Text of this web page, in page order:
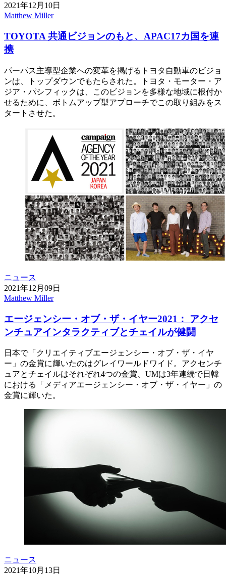
2021年12月10日
Matthew Miller
TOYOTA 共通ビジョンのもと、APAC17カ国を連
携
パーパス主導型企業への変革を掲げるトヨタ自動車のビジョ
ンは、トップダウンでもたらされた。トヨタ・モーター・ア
ジア・パシフィックは、このビジョンを多様な地域に根付か
せるために、ボトムアップ型アプローチでこの取り組みをス
タートさせた。
ニュース
2021年12月09日
Matthew Miller
エージェンシー・オブ・ザ・イヤー2021： アクセ
ンチュアインタラクティブとチェイルが健闘
日本で「クリエイティブエージェンシー・オブ・ザ・イヤ
ー」の金賞に輝いたのはグレイワールドワイド。アクセンチ
ュアとチェイルはそれぞれ4つの金賞、UMは3年連続で日韓
における「メディアエージェンシー・オブ・ザ・イヤー」の
金賞に輝いた。
ニュース
2021年10月13日